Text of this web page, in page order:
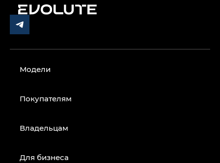
Модели
Покупателям
Владельцам
Для бизнеса